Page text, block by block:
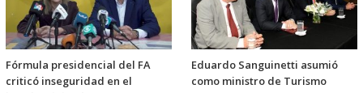
Fórmula presidencial del FA
criticó inseguridad en el
Eduardo Sanguinetti asumió
como ministro de Turismo